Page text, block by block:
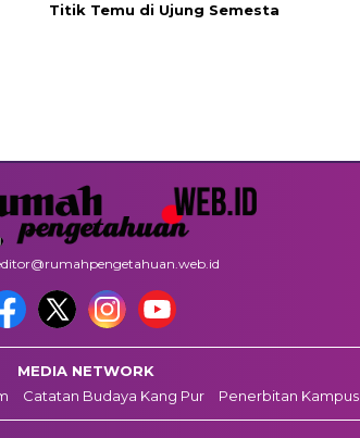
Titik Temu di Ujung Semesta
MEDIA NETWORK
Catatan Budaya Kang Pur Penerbitan Kampus